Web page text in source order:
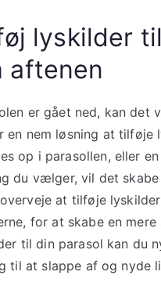
lyskilder
aftenen
er gået ned, kan
en nem løsning at
op i parasollen, eller
du vælger, vil det
at tilføje
for at skabe en
til din parasol kan du
til at slappe af og nyde